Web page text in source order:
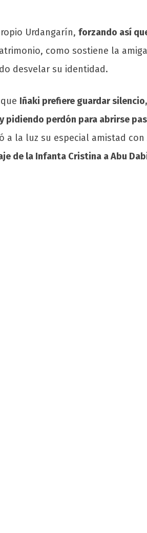
Urdangarín, forzando así
como sostiene la
desvelar su identidad.
Iñaki prefiere guardar
pidiendo perdón para abrirse
a la luz su especial amistad
de la Infanta Cristina a Abu